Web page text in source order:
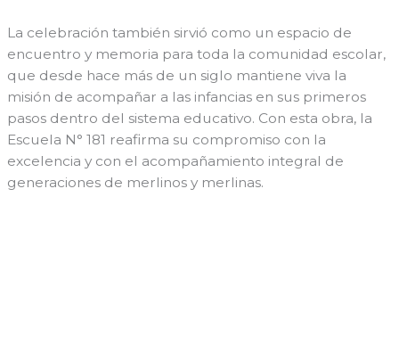
La celebración también sirvió como un espacio de
encuentro y memoria para toda la comunidad escolar,
que desde hace más de un siglo mantiene viva la
misión de acompañar a las infancias en sus primeros
pasos dentro del sistema educativo. Con esta obra, la
Escuela N° 181 reafirma su compromiso con la
excelencia y con el acompañamiento integral de
generaciones de merlinos y merlinas.